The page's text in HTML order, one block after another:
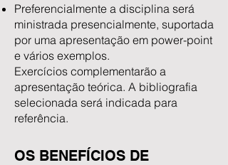
Preferencialmente a disciplina será
ministrada presencialmente, suportada
por uma apresentação em power-point
e vários exemplos.
Exercícios complementarão a
apresentação teórica. A bibliografia
selecionada será indicada para
referência.​
OS BENEFÍCIOS DE